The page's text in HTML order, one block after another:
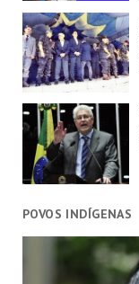
POVOS INDÍGENAS